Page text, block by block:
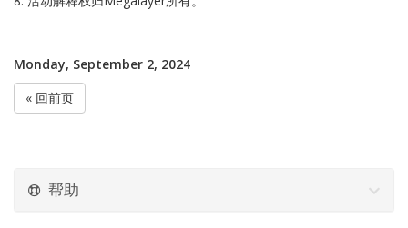
Monday, September 2, 2024
« 回前页
帮助